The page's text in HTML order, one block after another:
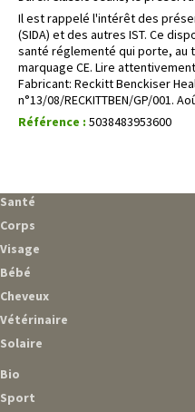
Il est rappelé l'intérêt des
(SIDA) et des autres IST. Ce
santé réglementé qui porte,
marquage CE. Lire
Fabricant: Reckitt Benckiser
n°13/08/RECKITTBEN/GP/001.
Référence : 5038483953600
Santé
Corps
Visage
Bébé
Cheveux
Vétérinaire
Solaire
Bio
Sport